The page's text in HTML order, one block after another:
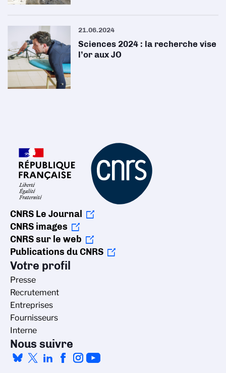
21.06.2024
Sciences 2024 : la recherche vise
l’or aux JO
CNRS Le Journal
CNRS images
CNRS sur le web
Publications du CNRS
Votre profil
Presse
Recrutement
Entreprises
Fournisseurs
Interne
Nous suivre